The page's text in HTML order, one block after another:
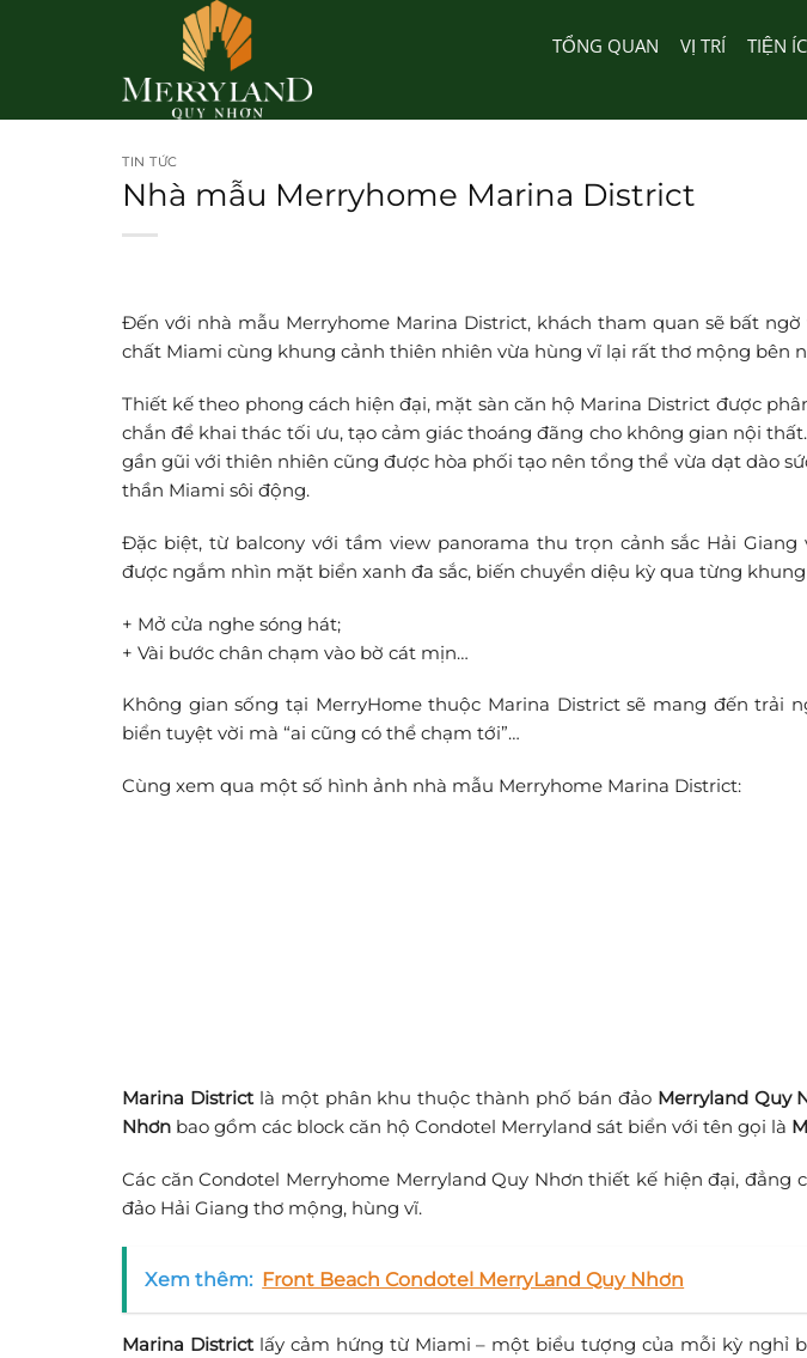
TỔNG QUAN VỊ TRÍ TIỆN
TIN TỨC
Nhà mẫu Merryhome Marina District
Đến với nhà mẫu Merryhome Marina District, khách tham quan sẽ bất
chất Miami cùng khung cảnh thiên nhiên vừa hùng vĩ lại rất thơ mộng bên
Thiết kế theo phong cách hiện đại, mặt sàn căn hộ Marina District được
chắn để khai thác tối ưu, tạo cảm giác thoáng đãng cho không gian nội
gần gũi với thiên nhiên cũng được hòa phối tạo nên tổng thể vừa dạt dào
thần Miami sôi động.
Đặc biệt, từ balcony với tầm view panorama thu trọn cảnh sắc Hải
được ngắm nhìn mặt biển xanh đa sắc, biến chuyển diệu kỳ qua từng
+ Mở cửa nghe sóng hát;
+ Vài bước chân chạm vào bờ cát mịn…
Không gian sống tại MerryHome thuộc Marina District sẽ mang đến trải
biển tuyệt vời mà “ai cũng có thể chạm tới”…
Cùng xem qua một số hình ảnh nhà mẫu Merryhome Marina District:
Marina Districtlà một phân khu thuộc thành phố bán đảo Merryland Quy
Nhơn bao gồm các block căn hộ Condotel Merryland sát biển với tên gọi là
Các căn Condotel Merryhome Merryland Quy Nhơn thiết kế hiện đại,
đảo Hải Giang thơ mộng, hùng vĩ.
Xem thêm: Front Beach Condotel MerryLand Quy Nhơn
Marina Districtlấy cảm hứng từ Miami – một biểu tượng của mỗi kỳ nghỉ